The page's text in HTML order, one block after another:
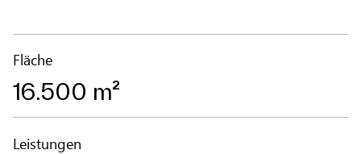
Fläche
16.500 m²
Leistungen